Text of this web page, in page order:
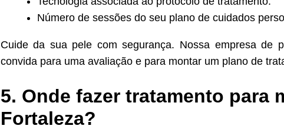
Número de sessões do seu plano de cuidados
Cuide da sua pele com segurança. Nossa empresa de
convida para uma avaliação e para montar um plano de
5. Onde fazer tratamento para
Fortaleza?